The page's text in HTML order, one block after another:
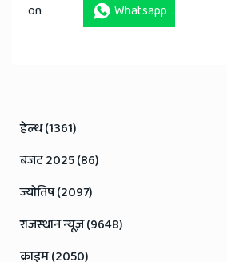
on
Whatsapp
हेल्थ (1361)
बजट 2025 (86)
ज्योतिष (2097)
राजस्थान न्यूज़ (9648)
क्राइम (2050)